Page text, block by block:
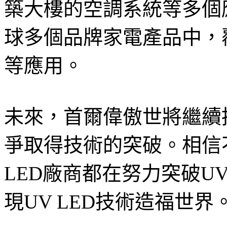
築大樓的空調系統等多
球多個品牌家電產品中
等應用。
未來，首爾偉傲世將繼
爭取得技術的突破。相
LED廠商都在努力突破
現UV LED技術造福世界